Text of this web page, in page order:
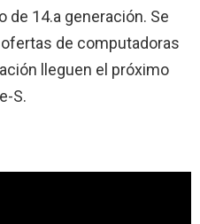
14.a generación. Se
de computadoras
lleguen el próximo
S.